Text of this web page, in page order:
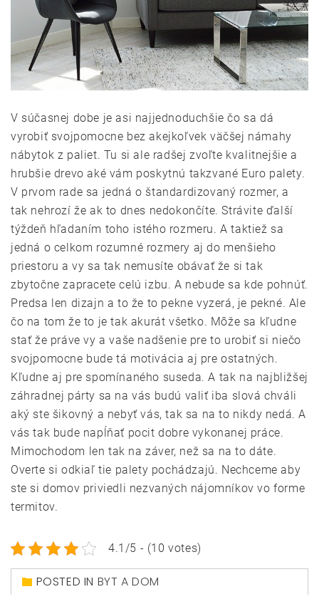
V súčasnej dobe je asi najjednoduchšie čo sa dá
vyrobiť svojpomocne bez akejkoľvek väčšej námahy
nábytok z paliet. Tu si ale radšej zvoľte kvalitnejšie a
hrubšie drevo aké vám poskytnú takzvané Euro palety.
V prvom rade sa jedná o štandardizovaný rozmer, a
tak nehrozí že ak to dnes nedokončíte. Strávite ďalší
týždeň hľadaním toho istého rozmeru. A taktiež sa
jedná o celkom rozumné rozmery aj do menšieho
priestoru a vy sa tak nemusíte obávať že si tak
zbytočne zapracete celú izbu. A nebude sa kde pohnúť.
Predsa len dizajn a to že to pekne vyzerá, je pekné. Ale
čo na tom že to je tak akurát všetko. Môže sa kľudne
stať že práve vy a vaše nadšenie pre to urobiť si niečo
svojpomocne bude tá motivácia aj pre ostatných.
Kľudne aj pre spomínaného suseda. A tak na najbližšej
záhradnej párty sa na vás budú valiť iba slová chváli
aký ste šikovný a nebyť vás, tak sa na to nikdy nedá. A
vás tak bude napĺňať pocit dobre vykonanej práce.
Mimochodom len tak na záver, než sa na to dáte.
Overte si odkiaľ tie palety pochádzajú. Nechceme aby
ste si domov priviedli nezvaných nájomníkov vo forme
termitov.
4.1/5 - (10 votes)
POSTED IN BYT A DOM